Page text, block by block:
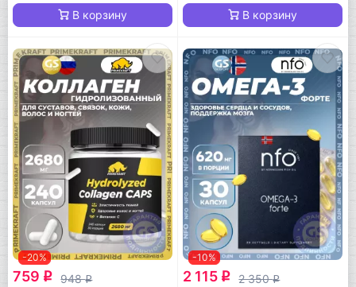
В корзину В корзину
-20%
759 q 948q
-10%
2 115 q 2 350q